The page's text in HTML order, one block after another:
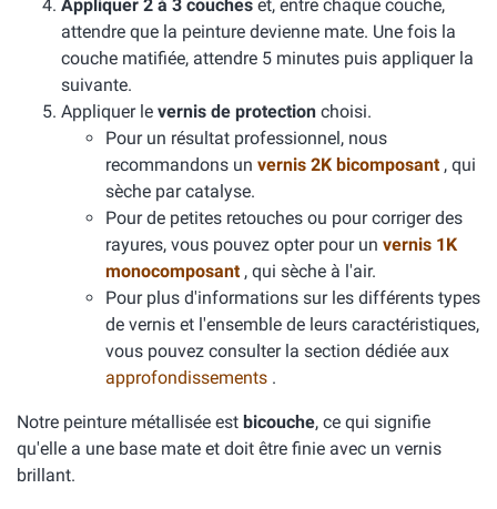
Appliquer 2 à 3 couches et, entre chaque couche,
attendre que la peinture devienne mate. Une fois la
couche matifiée, attendre 5 minutes puis appliquer la
suivante.
Appliquer le vernis de protection choisi.
Pour un résultat professionnel, nous
recommandons un vernis 2K bicomposant , qui
sèche par catalyse.
Pour de petites retouches ou pour corriger des
rayures, vous pouvez opter pour un vernis 1K
monocomposant , qui sèche à l'air.
Pour plus d'informations sur les différents types
de vernis et l'ensemble de leurs caractéristiques,
vous pouvez consulter la section dédiée aux
approfondissements .
Notre peinture métallisée est bicouche, ce qui signifie
qu'elle a une base mate et doit être finie avec un vernis
brillant.